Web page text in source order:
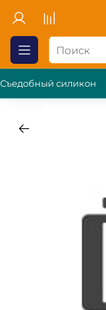
Съедобный силикон